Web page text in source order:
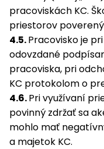
pracoviskách KC.
priestorov
4.5.Pracovisko je
odovzdané
pracoviska, pri
KC protokolom o
4.6.Pri využívaní
povinný zdržať sa
mohlo mať
a majetok KC.